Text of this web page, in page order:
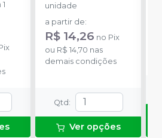
unidade
a partir de:
R$ 14,26 no Pix
ou R$ 14,70 nas
demais condições
Qtd:
Ver opções